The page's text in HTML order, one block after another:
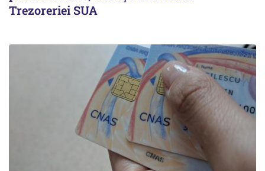
Trezoreriei SUA